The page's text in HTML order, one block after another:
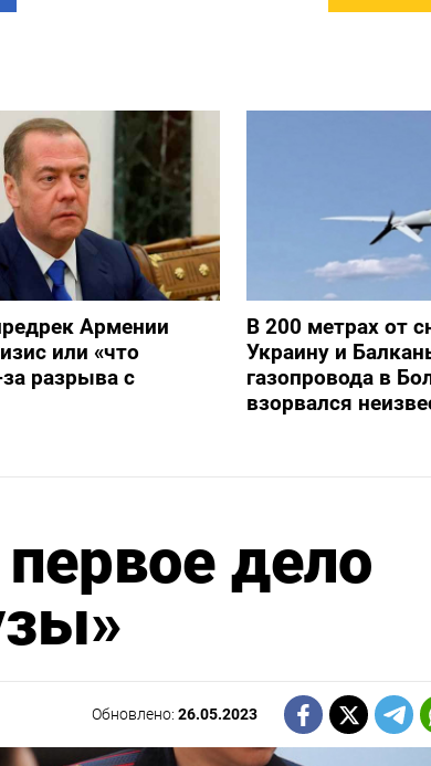
Армении
или «что
разрыва с
В 200 метрах от
Украину и
газопровода в
взорвался
дело
Обновлено:26.05.2023